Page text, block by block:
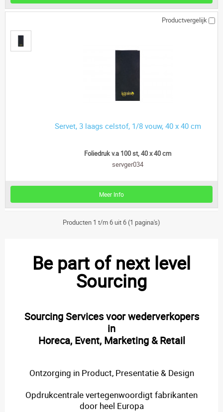
Productvergelijk
Servet, 3 laags celstof, 1/8 vouw, 40 x 40 cm
Foliedruk v.a 100 st, 40 x 40 cm
servger034
Meer Info
Producten 1 t/m 6 uit 6 (1 pagina's)
Be part of next level
Sourcing
Sourcing Services voor wederverkopers
in
Horeca, Event, Marketing & Retail
Ontzorging in Product, Presentatie & Design
Opdrukcentrale vertegenwoordigt fabrikanten
door heel Europa